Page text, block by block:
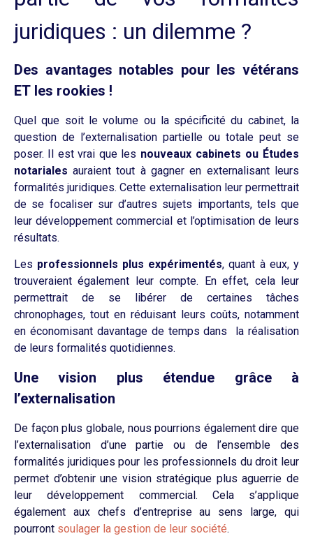
juridiques : un dilemme ?
Des avantages notables pour les vétérans
ET les rookies !
Quel que soit le volume ou la spécificité du cabinet, la
question de l’externalisation partielle ou totale peut se
poser. Il est vrai que les nouveaux cabinets ou Études
notariales auraient tout à gagner en externalisant leurs
formalités juridiques. Cette externalisation leur permettrait
de se focaliser sur d’autres sujets importants, tels que
leur développement commercial et l’optimisation de leurs
résultats.
Les professionnels plus expérimentés, quant à eux, y
trouveraient également leur compte. En effet, cela leur
permettrait de se libérer de certaines tâches
chronophages, tout en réduisant leurs coûts, notamment
en économisant davantage de temps dans la réalisation
de leurs formalités quotidiennes.
Une vision plus étendue grâce à
l’externalisation
De façon plus globale, nous pourrions également dire que
l’externalisation d’une partie ou de l’ensemble des
formalités juridiques pour les professionnels du droit leur
permet d’obtenir une vision stratégique plus aguerrie de
leur développement commercial. Cela s’applique
également aux chefs d’entreprise au sens large, qui
pourront soulager la gestion de leur société.